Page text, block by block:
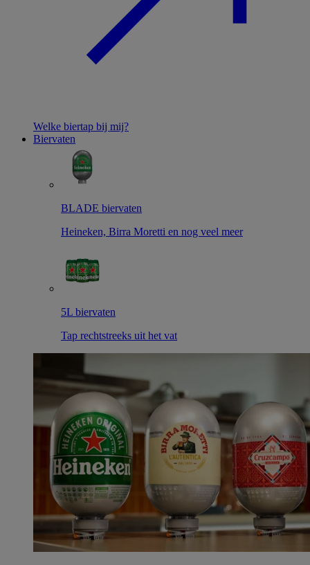
Welke biertap bij mij?
Biervaten
BLADE biervaten
Heineken, Birra Moretti en nog veel meer
5L biervaten
Tap rechtstreeks uit het vat